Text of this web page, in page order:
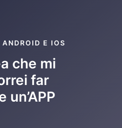
E IOS
che mi
far
un’APP